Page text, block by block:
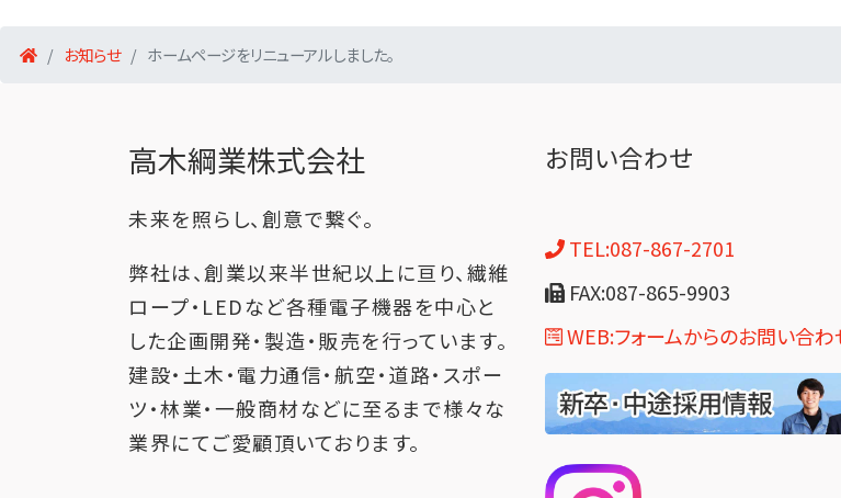
お知らせ ホームページをリニューアルしました。
高木綱業株式会社
未来を照らし、創意で繋ぐ。
弊社は、創業以来半世紀以上に亘り、繊維
ロープ・LEDなど各種電子機器を中心と
した企画開発・製造・販売を行っています。
建設・土木・電力通信・航空・道路・スポー
ツ・林業・一般商材などに至るまで様々な
業界にてご愛顧頂いております。
お問い合わせ
TEL:087-867-2701
FAX:087-865-9903
WEB:フォームからのお問い合わ